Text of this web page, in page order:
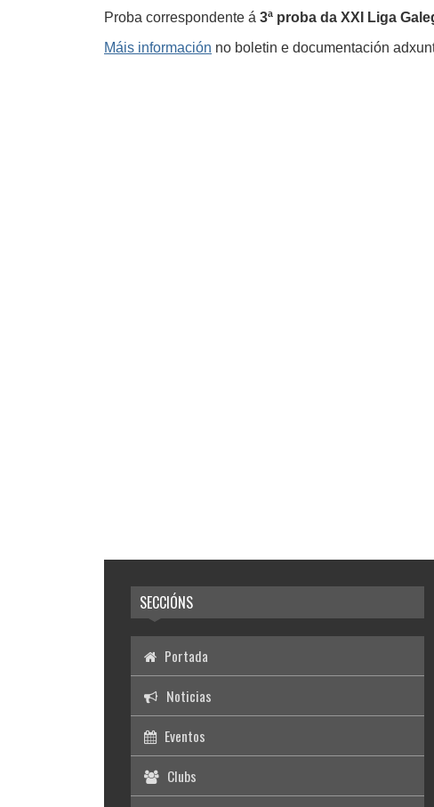
Proba correspondente á 3ª proba da XXI Liga
Máis información no boletin e documentación
SECCIÓNS
Portada
Noticias
Eventos
Clubs